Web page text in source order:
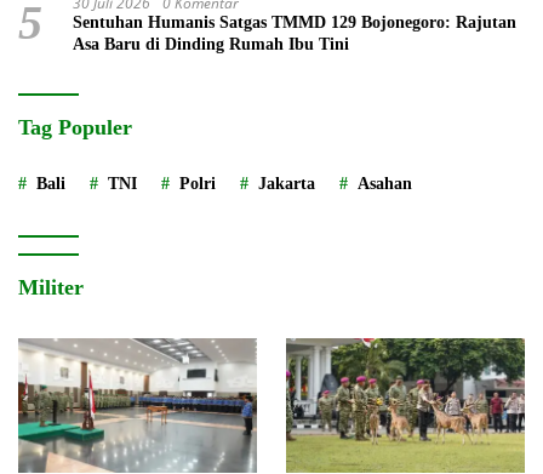
5
Sentuhan Humanis Satgas TMMD 129 Bojonegoro: Rajutan
Asa Baru di Dinding Rumah Ibu Tini
Tag Populer
Bali TNI Polri Jakarta Asahan
Militer